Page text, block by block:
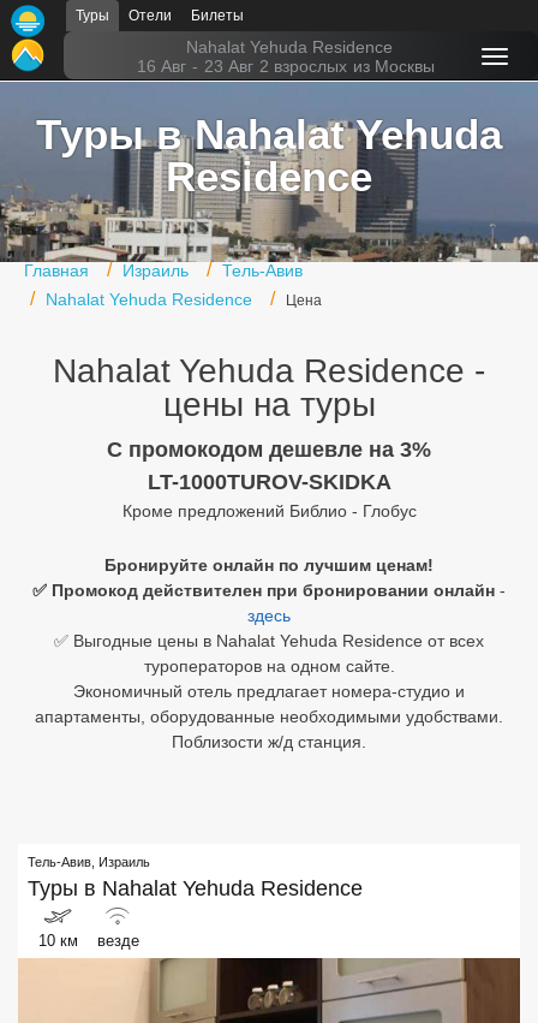
Туры Отели Билеты
Nahalat Yehuda Residence
16 Авг - 23 Авг 2 взрослых из Москвы
Туры в Nahalat Yehuda
Residence
Главная Израиль
Тель-Авив
Nahalat Yehuda Residence
Цена
Nahalat Yehuda Residence -
цены на туры
C промокодом дешевле на 3%
LT-1000TUROV-SKIDKA
Кроме предложений Библио - Глобус
Бронируйте онлайн по лучшим ценам!
✅ Промокод действителен при бронировании онлайн -
здесь
✅ Выгодные цены в Nahalat Yehuda Residence от всех
туроператоров на одном сайте.
Экономичный отель предлагает номера-студио и
апартаменты, оборудованные необходимыми удобствами.
Поблизости ж/д станция.
Тель-Авив Израиль
Туры в Nahalat Yehuda Residence
10 км везде
Главная
Туры в Турцию
Туры в Египет
Туры в ОАЭ
Офис г. Москва
Египет
Куба
Бали
Северный Гоа
Южный Гоа